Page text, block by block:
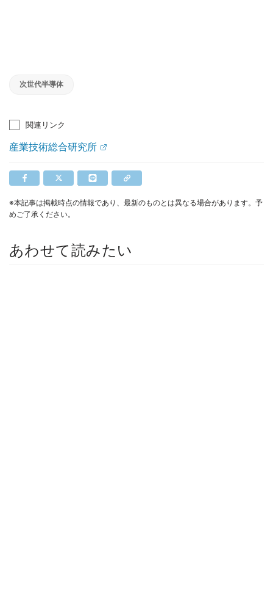
次世代半導体
関連リンク
産業技術総合研究所
※本記事は掲載時点の情報であり、最新のものとは異なる場合があります。予
めご了承ください。
あわせて読みたい